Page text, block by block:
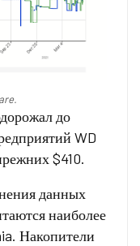
до
WD
$410.
данных
наиболее
Накопители